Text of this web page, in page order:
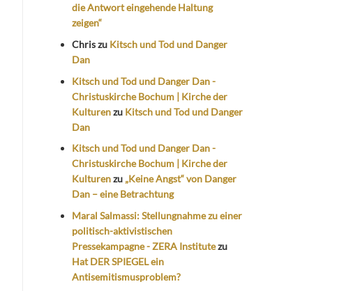
die Antwort eingehende Haltung
zeigen“
Chriszu Kitsch und Tod und Danger
Dan
Kitsch und Tod und Danger Dan -
Christuskirche Bochum | Kirche der
Kulturenzu Kitsch und Tod und Danger
Dan
Kitsch und Tod und Danger Dan -
Christuskirche Bochum | Kirche der
Kulturenzu „Keine Angst“ von Danger
Dan – eine Betrachtung
Maral Salmassi: Stellungnahme zu einer
politisch-aktivistischen
Pressekampagne - ZERA Institutezu
Hat DER SPIEGEL ein
Antisemitismusproblem?